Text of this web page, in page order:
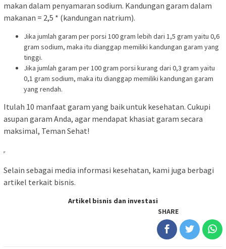
makan dalam penyamaran sodium. Kandungan garam dalam
makanan = 2,5 * (kandungan natrium).
Jika jumlah garam per porsi 100 gram lebih dari 1,5 gram yaitu 0,6
gram sodium, maka itu dianggap memiliki kandungan garam yang
tinggi.
Jika jumlah garam per 100 gram porsi kurang dari 0,3 gram yaitu
0,1 gram sodium, maka itu dianggap memiliki kandungan garam
yang rendah.
Itulah 10 manfaat garam yang baik untuk kesehatan. Cukupi
asupan garam Anda, agar mendapat khasiat garam secara
maksimal, Teman Sehat!
Selain sebagai media informasi kesehatan, kami juga berbagi
artikel terkait bisnis.
Artikel bisnis dan investasi
SHARE